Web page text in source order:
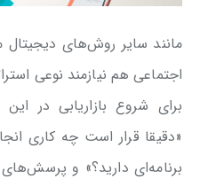
مانند سایر روش‌های دیجیتال
اجتماعی هم نیازمند نوعی
برای شروع بازاریابی در
«دقیقا قرار است چه کاری
برنامه‌ای دارید؟» و